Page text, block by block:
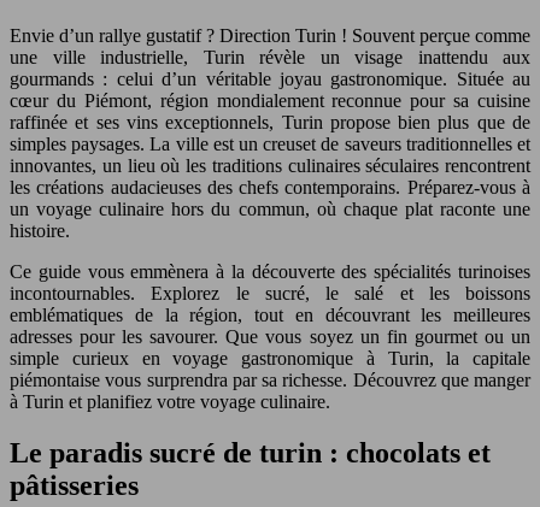
Envie d’un rallye gustatif ? Direction Turin ! Souvent perçue comme
une ville industrielle, Turin révèle un visage inattendu aux
gourmands : celui d’un véritable joyau gastronomique. Située au
cœur du Piémont, région mondialement reconnue pour sa cuisine
raffinée et ses vins exceptionnels, Turin propose bien plus que de
simples paysages. La ville est un creuset de saveurs traditionnelles et
innovantes, un lieu où les traditions culinaires séculaires rencontrent
les créations audacieuses des chefs contemporains. Préparez-vous à
un voyage culinaire hors du commun, où chaque plat raconte une
histoire.
Ce guide vous emmènera à la découverte des spécialités turinoises
incontournables. Explorez le sucré, le salé et les boissons
emblématiques de la région, tout en découvrant les meilleures
adresses pour les savourer. Que vous soyez un fin gourmet ou un
simple curieux en voyage gastronomique à Turin, la capitale
piémontaise vous surprendra par sa richesse. Découvrez que manger
à Turin et planifiez votre voyage culinaire.
Le paradis sucré de turin : chocolats et
pâtisseries